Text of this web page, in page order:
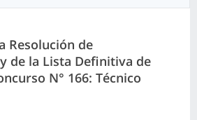
Resolución de
de la Lista Definitiva de
N° 166: Técnico